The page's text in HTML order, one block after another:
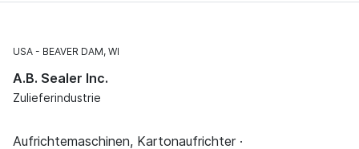
USA BEAVER DAM, WI
A.B. Sealer Inc.
Zulieferindustrie
Aufrichtemaschinen, Kartonaufrichter ·